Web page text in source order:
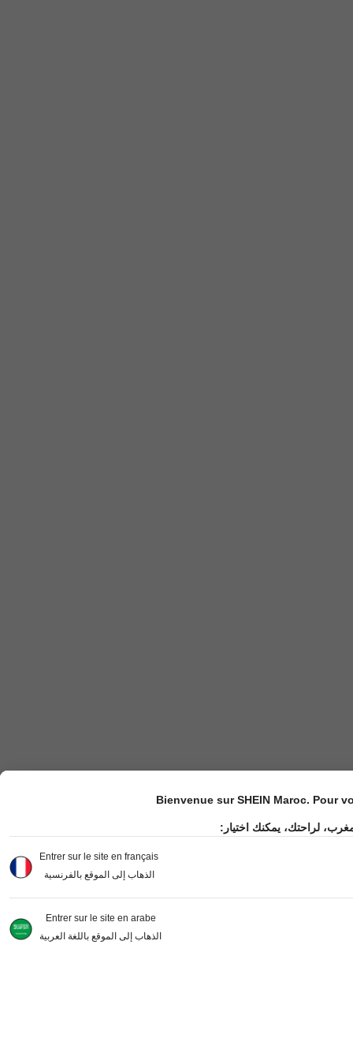
Bienvenue sur SHEIN Maroc. Pour
لراحتك، يمكنك اختيار:
Entrer sur le site en français
الذهاب إلى الموقع بالفرنسية
Entrer sur le site en arabe
الذهاب إلى الموقع باللغة العربية